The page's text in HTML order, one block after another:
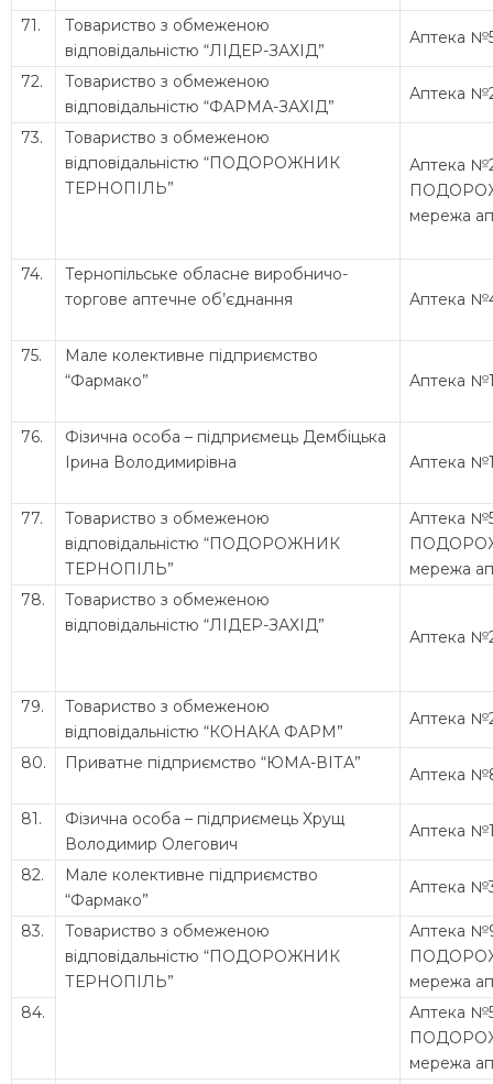
71.
Товариство з обмеженою
відповідальністю “ЛІДЕР-ЗАХІД”
Аптека
72.
Товариство з обмеженою
відповідальністю “ФАРМА-ЗАХІД”
Аптека
73.
Товариство з обмеженою
відповідальністю “ПОДОРОЖНИК
ТЕРНОПІЛЬ”
Аптека
мережа
74.
Тернопільське обласне виробничо-
торгове аптечне об’єднання
Аптека
75.
Мале колективне підприємство
“Фармако”
Аптека
76.
Фізична особа – підприємець Дембіцька
Ірина Володимирівна
Аптека
77.
Товариство з обмеженою
відповідальністю “ПОДОРОЖНИК
ТЕРНОПІЛЬ”
Аптека
мережа
78.
Товариство з обмеженою
відповідальністю “ЛІДЕР-ЗАХІД”
Аптека
79.
Товариство з обмеженою
відповідальністю “КОНАКА ФАРМ”
Аптека
80. Приватне підприємство “ЮМА-ВІТА”
Аптека
81.
Фізична особа – підприємець Хрущ
Володимир Олегович
Аптека
82.
Мале колективне підприємство
“Фармако”
Аптека
83.
Товариство з обмеженою
відповідальністю “ПОДОРОЖНИК
ТЕРНОПІЛЬ”
Аптека
мережа
84.
Аптека
мережа